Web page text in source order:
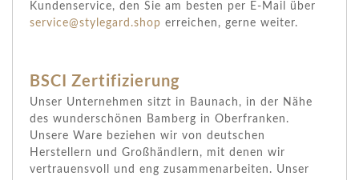
Kundenservice, den Sie am besten per E-Mail über
service@stylegard.shop erreichen, gerne weiter.
BSCI Zertifizierung
Unser Unternehmen sitzt in Baunach, in der Nähe
des wunderschönen Bamberg in Oberfranken.
Unsere Ware beziehen wir von deutschen
Herstellern und Großhändlern, mit denen wir
vertrauensvoll und eng zusammenarbeiten. Unser